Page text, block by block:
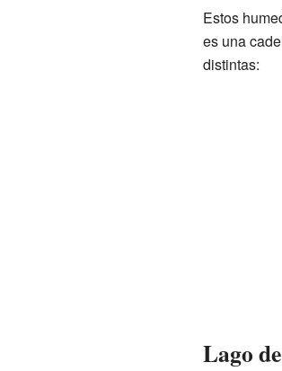
Estos
es una
distintas:
Lago